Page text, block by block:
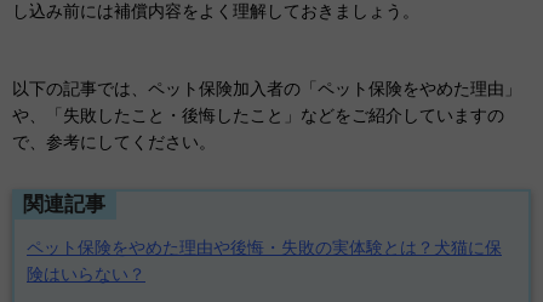
し込み前には補償内容をよく理解しておきましょう。
以下の記事では、ペット保険加入者の「ペット保険をやめた理由」
や、「失敗したこと・後悔したこと」などをご紹介していますの
で、参考にしてください。
関連記事
ペット保険をやめた理由や後悔・失敗の実体験とは？犬猫に保
険はいらない？